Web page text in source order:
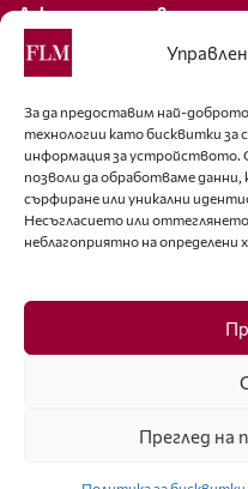
За да предоставим най-
технологии като бисквитки за
информация за устройството.
позволи да обработваме
сърфиране или уникални
Несъгласието или
неблагоприятно на определени
Преглед на
Декларация за
Политика за бисквитки
За контакти
editor@fashion-lifestyle.net
+359 88 227 33 47
Последвайте ни
Facebook
ISSN 1314-8915 Copyright ©